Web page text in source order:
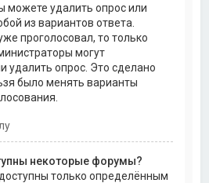
можете удалить опрос или
из вариантов ответа.
проголосовал, то только
могут
удалить опрос. Это сделано
было менять варианты
некоторые форумы?
только определённым